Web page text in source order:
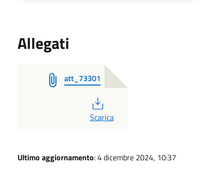
Allegati
att_73301
PDF
Scarica
Ultimo aggiornamento: 4 dicembre 2024, 10:37